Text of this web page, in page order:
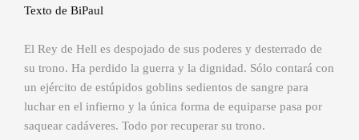
Texto de BiPaul
El Rey de Hell es despojado de sus poderes y desterrado de
su trono. Ha perdido la guerra y la dignidad. Sólo contará con
un ejército de estúpidos goblins sedientos de sangre para
luchar en el infierno y la única forma de equiparse pasa por
saquear cadáveres. Todo por recuperar su trono.